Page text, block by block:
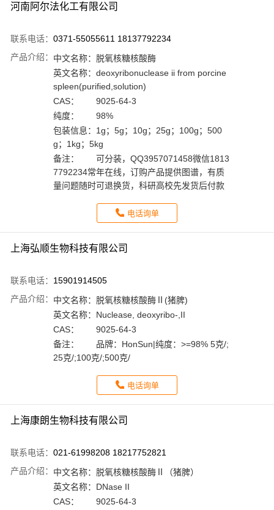
河南阿尔法化工有限公司
联系电话： 0371-55055611 18137792234
产品介绍： 中文名称： 脱氧核糖核酸酶
英文名称： deoxyribonuclease ii from porcine
spleen(purified,solution)
CAS：
9025-64-3
纯度：
98%
包装信息： 1g；5g；10g；25g；100g；500
g；1kg；5kg
备注：
可分装，QQ3957071458微信1813
7792234常年在线，订购产品提供图谱，有质
量问题随时可退换货，科研高校先发货后付款
电话询单
上海弘顺生物科技有限公司
联系电话： 15901914505
产品介绍： 中文名称： 脱氧核糖核酸酶Ⅱ(猪脾)
英文名称： Nuclease, deoxyribo-,II
CAS：
9025-64-3
备注：
品牌：HonSun|纯度：>=98% 5克/;
25克/;100克/;500克/
电话询单
上海康朗生物科技有限公司
联系电话： 021-61998208 18217752821
产品介绍： 中文名称： 脱氧核糖核酸酶Ⅱ（猪脾）
英文名称： DNase II
CAS：
9025-64-3